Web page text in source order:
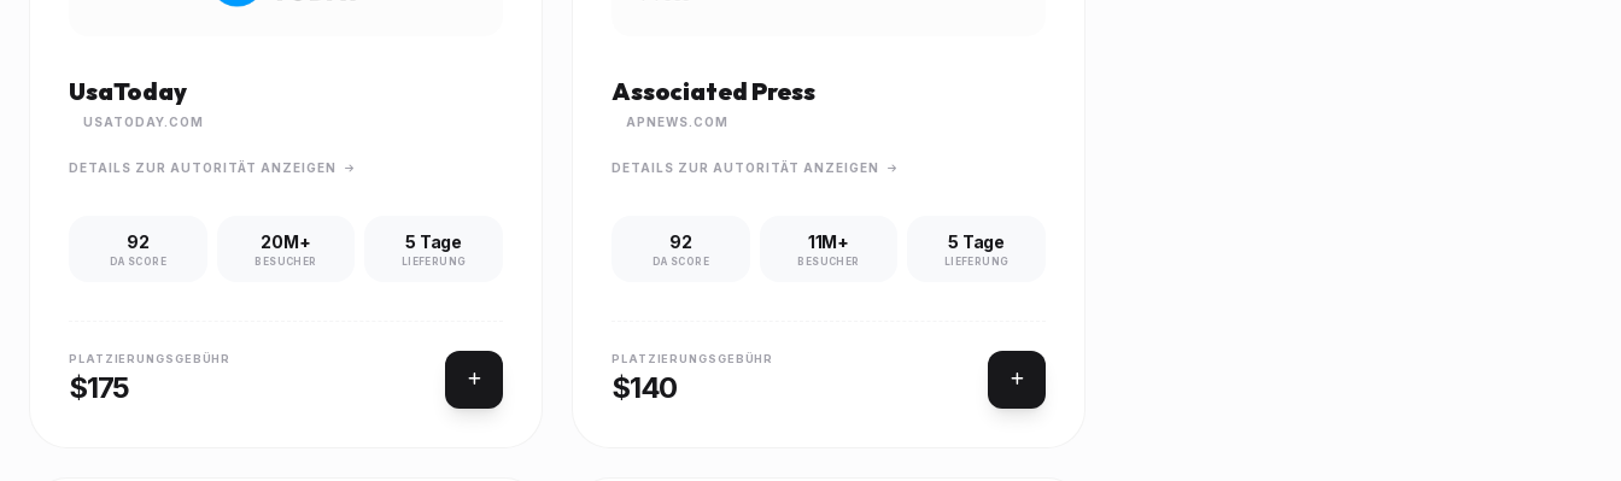
UsaToday
USATODAY.COM
DETAILS ZUR AUTORITÄT ANZEIGEN
92
DA SCORE
20M+
BESUCHER
5 Tage
LIEFERUNG
PLATZIERUNGSGEBÜHR
$175
Associated Press
APNEWS.COM
DETAILS ZUR AUTORITÄT ANZEIGEN
92
DA SCORE
11M+
BESUCHER
5 Tage
LIEFERUNG
PLATZIERUNGSGEBÜHR
$140